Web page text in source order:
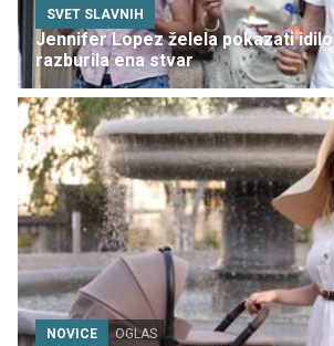
SVET SLAVNIH
Jennifer Lopez želela pokazati
razburila ena stvar
NOVICE OGLAS